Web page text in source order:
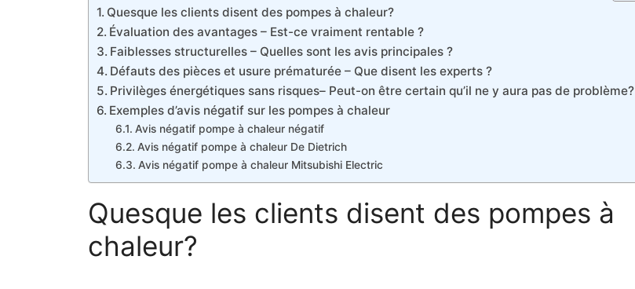
Quesque les clients disent des pompes à chaleur?
Évaluation des avantages – Est-ce vraiment rentable ?
Faiblesses structurelles – Quelles sont les avis principales ?
Défauts des pièces et usure prématurée – Que disent les experts ?
Privilèges énergétiques sans risques– Peut-on être certain qu’il ne y aura pas de problème?
Exemples d’avis négatif sur les pompes à chaleur
Avis négatif pompe à chaleur négatif
Avis négatif pompe à chaleur De Dietrich
Avis négatif pompe à chaleur Mitsubishi Electric
Quesque les clients disent des pompes à
chaleur?